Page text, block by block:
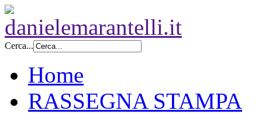
Cerca...
Home
RASSEGNA STAMPA